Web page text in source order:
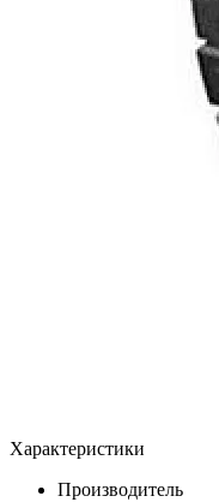
Характеристики
Производитель